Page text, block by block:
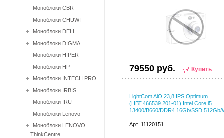
79550 руб. Купить
LightCom AiO 23,8 IPS Optimum
(ЦВТ.466539.201-01) Intel Core i5
13400/B660/DDR4 16Gb/SSD 512Gb/
Арт. 11120151
Моноблоки CBR
Моноблоки CHUWI
Моноблоки DELL
Моноблоки DIGMA
Моноблоки HIPER
Моноблоки HP
Моноблоки INTECH PRO
Моноблоки IRBIS
Моноблоки IRU
Моноблоки Lenovo
Моноблоки LENOVO
ThinkCentre